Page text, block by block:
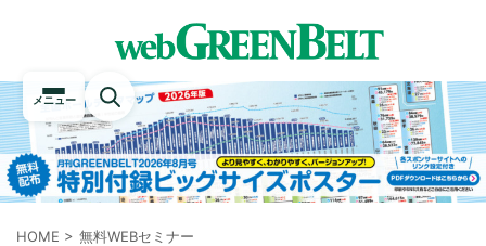
メニュー
HOME > 無料WEBセミナー